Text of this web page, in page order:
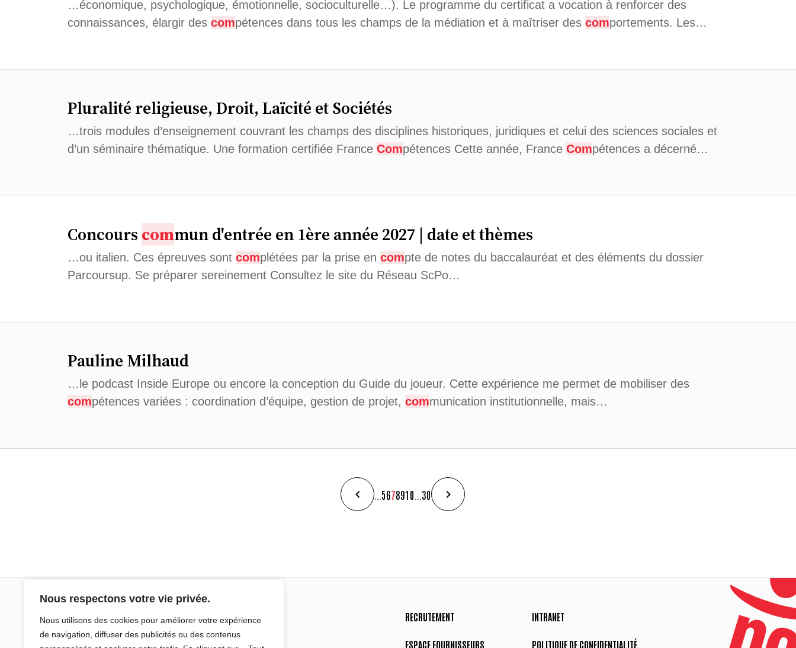
Nous respectons votre vie privée.
Nous utilisons des cookies pour améliorer votre expérience
de navigation, diffuser des publicités ou des contenus
…économique, psychologique, émotionnelle, socioculturelle…). Le programme du certificat a vocation à renforcer des
connaissances, élargir des compétences dans tous les champs de la médiation et à maîtriser des comportements. Les…
Pluralité religieuse, Droit, Laïcité et Sociétés
…trois modules d’enseignement couvrant les champs des disciplines historiques, juridiques et celui des sciences sociales et
d’un séminaire thématique. Une formation certifiée France Compétences Cette année, France Compétences a décerné…
Concours commun d'entrée en 1ère année 2027 | date et thèmes
…ou italien. Ces épreuves sont complétées par la prise en compte de notes du baccalauréat et des éléments du dossier
Parcoursup. Se préparer sereinement Consultez le site du Réseau ScPo…
Pauline Milhaud
…le podcast Inside Europe ou encore la conception du Guide du joueur. Cette expérience me permet de mobiliser des
compétences variées : coordination d’équipe, gestion de projet, communication institutionnelle, mais…
5678910 30
Sciences Po Aix
25 rue Gaston de Saporta
RECRUTEMENT
ESPACE FOURNISSEURS
INTRANET
POLITIQUE DE CONFIDENTIALITÉ